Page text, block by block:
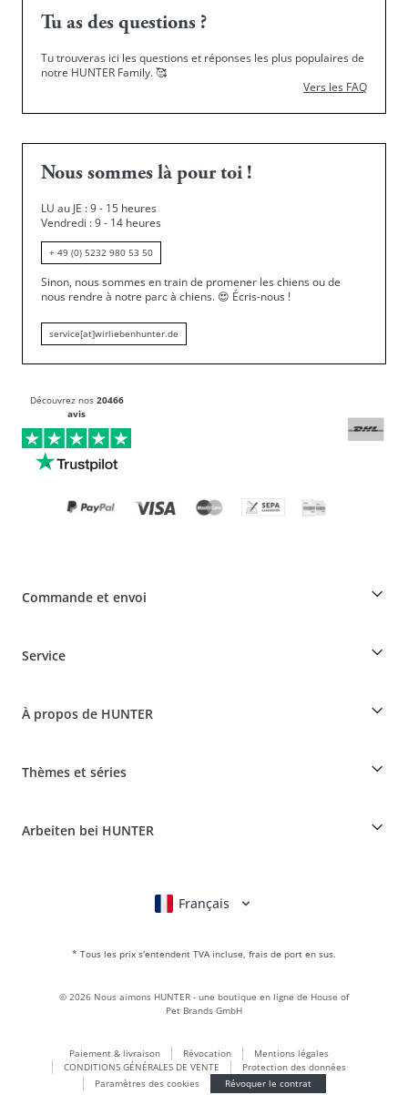
Tu as des questions ?
Tu trouveras ici les questions et réponses les plus populaires de
notre HUNTER Family.🥰
Vers les FAQ
Nous sommes là pour toi !
LU au JE : 9 - 15 heures
Vendredi : 9 - 14 heures
+ 49 (0) 5232 980 53 50
Sinon, nous sommes en train de promener les chiens ou de
nous rendre à notre parc à chiens. 😍 Écris-nous !
service[at]wirliebenhunter.de
Découvrez nos 20466
avis
Commande et envoi
Spéciaux pour les professionnels du chien
Informations sur la livraison
Réclamer et renvoyer des produits
Service
Tableau des races
Assurance maladie pour animaux
À propos de HUNTER
It*s a family Business
Le cuir est notre passion
Thèmes et séries
BVB Dortmund
Monde des cadeaux
Vêtements pour chiens
LOVE
Maldon
Arbeiten bei HUNTER
* Tous les prix s'entendent TVA incluse, frais de port en sus.
Deutsch
English
Italiano
Nederlands
Français
Paiement & livraison Révocation
Mentions légales
CONDITIONS GÉNÉRALES DE VENTE
Protection des données
Paramètres des cookies
Révoquer le contrat
© 2026 Nous aimons HUNTER - une boutique en ligne de House of
Pet Brands GmbH